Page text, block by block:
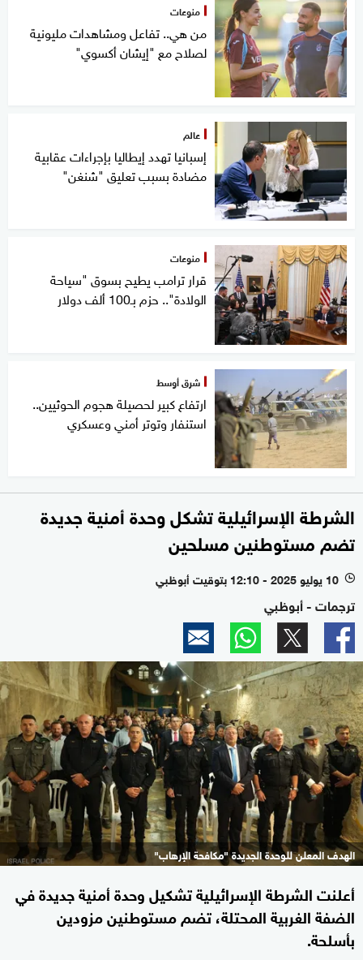
منوعات
من هي.. تفاعل ومشاهدات مليونية
لصلاح مع "إيشان أكسوي"
عالم
إسبانيا تهدد إيطاليا بإجراءات عقابية
مضادة بسبب تعليق "شنغن"
منوعات
قرار ترامب يطيح بسوق "سياحة
الولادة".. حزم بـ100 ألف دولار
شرق أوسط
ارتفاع كبير لحصيلة هجوم الحوثيين..
استنفار وتوتر أمني وعسكري
الشرطة الإسرائيلية تشكل وحدة أمنية جديدة
تضم مستوطنين مسلحين
l 10 يوليو 2025 - 12:10 بتوقيت أبوظبي
ترجمات - أبوظبي
الهدف المعلن للوحدة الجديدة "مكافحة الإرهاب"
أعلنت الشرطة الإسرائيلية تشكيل وحدة أمنية جديدة في
الضفة الغربية المحتلة، تضم مستوطنين مزودين
بأسلحة.